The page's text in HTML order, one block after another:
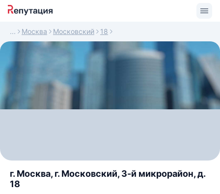
Москва Московский 18
г. Москва, г. Московский, 3-й микрорайон, д.
18